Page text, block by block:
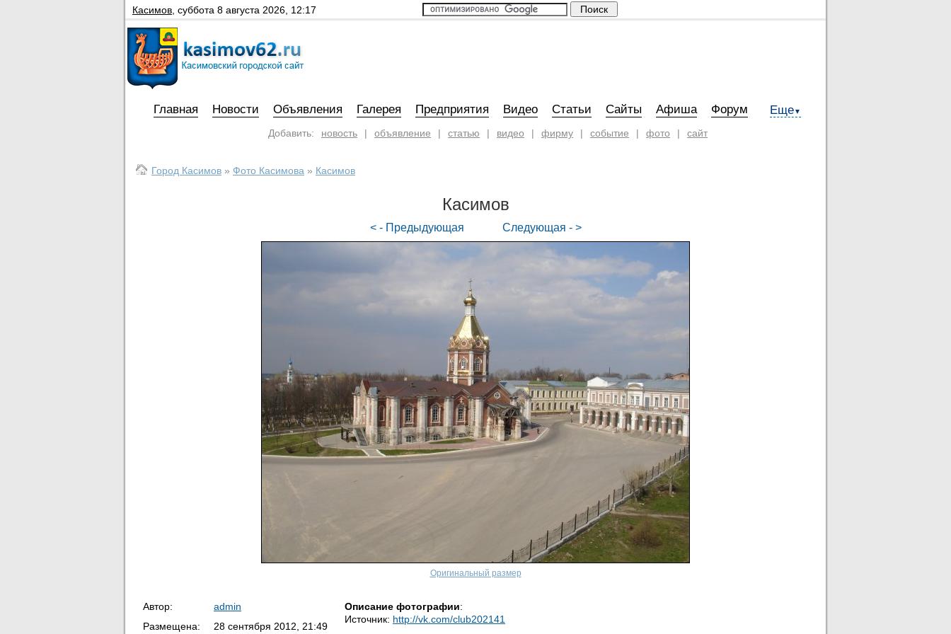
Касимов суббота 8 августа 2026, 12:17
Главная Новости Объявления Галерея Предприятия Видео Статьи Сайты Афиша Форум Еще▼
Добавить: новость | объявление | статью | видео | фирму | событие | фото | сайт
Город Касимов » Фото Касимова » Касимов
Касимов
< - Предыдующая Следующая - >
Оригинальный размер
Автор: admin Описание фотографии:
Источник: http://vk.com/club202141
Размещена: 28 сентября 2012, 21:49